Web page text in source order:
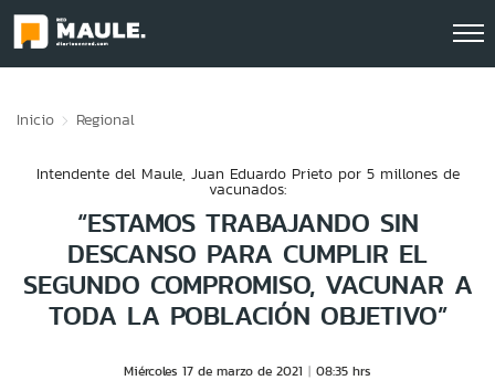
Inicio Regional
Intendente del Maule, Juan Eduardo Prieto por 5 millones de
vacunados:
“ESTAMOS TRABAJANDO SIN
DESCANSO PARA CUMPLIR EL
SEGUNDO COMPROMISO, VACUNAR A
TODA LA POBLACIÓN OBJETIVO”
Miércoles 17 de marzo de 2021 08:35 hrs